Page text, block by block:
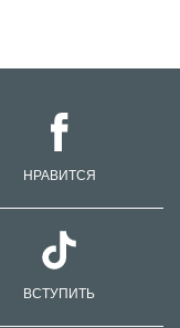
НРАВИТСЯ
ВСТУПИТЬ